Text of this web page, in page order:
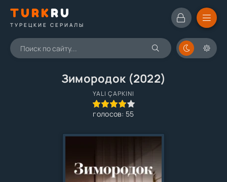
TURKRU
ТУРЕЦКИЕ СЕРИАЛЫ
Зимородок (2022)
YALI ÇAPKINI
4 5
голосов: 55